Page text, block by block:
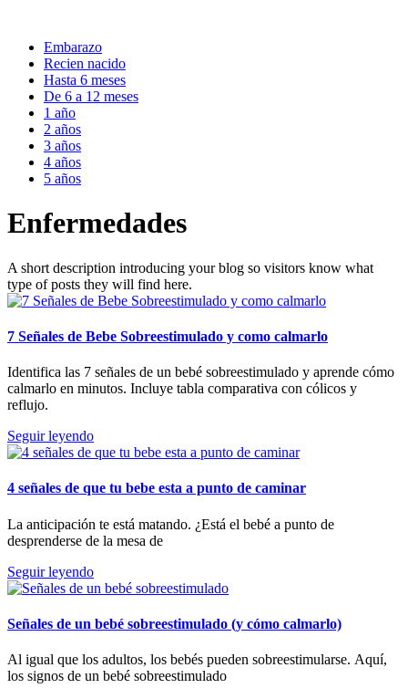
Embarazo
Recien nacido
Hasta 6 meses
De 6 a 12 meses
1 año
2 años
3 años
4 años
5 años
Enfermedades
A short description introducing your blog so visitors know what
type of posts they will find here.
7 Señales de Bebe Sobreestimulado y como calmarlo
Identifica las 7 señales de un bebé sobreestimulado y aprende cómo
calmarlo en minutos. Incluye tabla comparativa con cólicos y
reflujo.
Seguir leyendo
4 señales de que tu bebe esta a punto de caminar
La anticipación te está matando. ¿Está el bebé a punto de
desprenderse de la mesa de
Seguir leyendo
Señales de un bebé sobreestimulado (y cómo calmarlo)
Al igual que los adultos, los bebés pueden sobreestimularse. Aquí,
los signos de un bebé sobreestimulado